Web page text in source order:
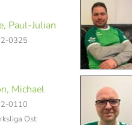
Paul-Julian
0325
Michael
0110
Ost: